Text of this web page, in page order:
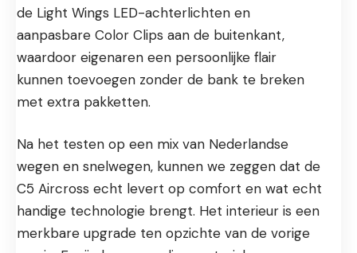
de Light Wings LED-achterlichten en
aanpasbare Color Clips aan de buitenkant,
waardoor eigenaren een persoonlijke flair
kunnen toevoegen zonder de bank te breken
met extra pakketten.
Na het testen op een mix van Nederlandse
wegen en snelwegen, kunnen we zeggen dat de
C5 Aircross echt levert op comfort en wat echt
handige technologie brengt. Het interieur is een
merkbare upgrade ten opzichte van de vorige